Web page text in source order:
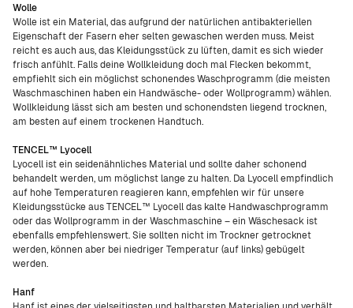
Wolle
Wolle ist ein Material, das aufgrund der natürlichen antibakteriellen
Eigenschaft der Fasern eher selten gewaschen werden muss. Meist
reicht es auch aus, das Kleidungsstück zu lüften, damit es sich wieder
frisch anfühlt. Falls deine Wollkleidung doch mal Flecken bekommt,
empfiehlt sich ein möglichst schonendes Waschprogramm (die meisten
Waschmaschinen haben ein Handwäsche- oder Wollprogramm) wählen.
Wollkleidung lässt sich am besten und schonendsten liegend trocknen,
am besten auf einem trockenen Handtuch.
TENCEL™ Lyocell
Lyocell ist ein seidenähnliches Material und sollte daher schonend
behandelt werden, um möglichst lange zu halten. Da Lyocell empfindlich
auf hohe Temperaturen reagieren kann, empfehlen wir für unsere
Kleidungsstücke aus TENCEL™ Lyocell das kalte Handwaschprogramm
oder das Wollprogramm in der Waschmaschine – ein Wäschesack ist
ebenfalls empfehlenswert. Sie sollten nicht im Trockner getrocknet
werden, können aber bei niedriger Temperatur (auf links) gebügelt
werden.
Hanf